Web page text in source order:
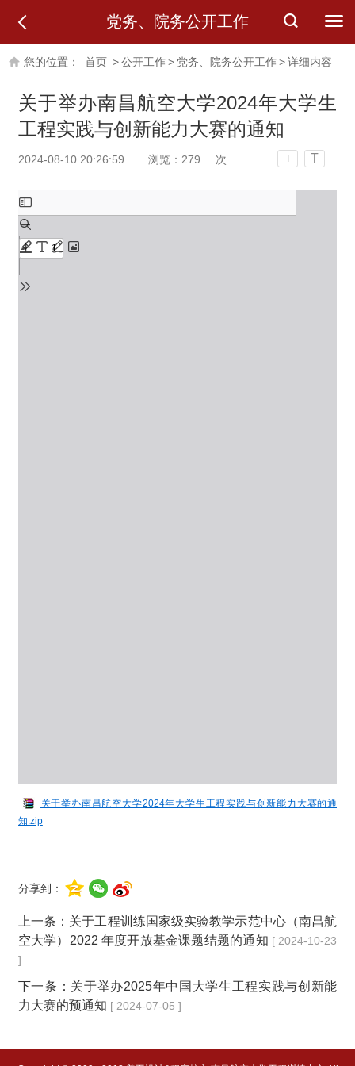
党务、院务公开工作
您的位置： 首页 >公开工作> 党务、院务公开工作>详细内容
关于举办南昌航空大学2024年大学生
工程实践与创新能力大赛的通知
2024-08-10 20:26:59 浏览： 279 次 T T
关于举办南昌航空大学2024年大学生工程实践与创新能力大赛的通
知.zip
分享到：
上一条： 关于工程训练国家级实验教学示范中心（南昌航
空大学）2022 年度开放基金课题结题的通知 [ 2024-10-23
]
下一条： 关于举办2025年中国大学生工程实践与创新能
力大赛的预通知 [ 2024-07-05 ]